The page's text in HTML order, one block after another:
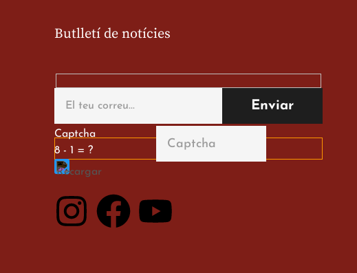
Butlletí de notícies
Captcha
8 - 1 = ?